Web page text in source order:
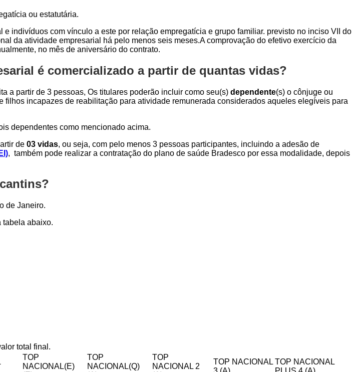
ou estatutária.
e indivíduos com vínculo a este por relação empregatícia e grupo familiar. previsto no inciso VII do
da atividade empresarial há pelo menos seis meses.A comprovação do efetivo exercício da
no mês de aniversário do contrato.
é comercializado a partir de quantas vidas?
a partir de 3 pessoas, Os titulares poderão incluir como seu(s) dependente(s) o cônjuge ou
incapazes de reabilitação para atividade remunerada considerados aqueles elegíveis para
dependentes como mencionado acima.
de 03 vidas, ou seja, com pelo menos 3 pessoas participantes, incluindo a adesão de
, também pode realizar a contratação do plano de saúde Bradesco por essa modalidade, depois
de Janeiro.
tabela abaixo.
total final.
TOP
NACIONAL(E)
TOP
NACIONAL(Q)
TOP
NACIONAL 2
TOP NACIONAL TOP NACIONAL